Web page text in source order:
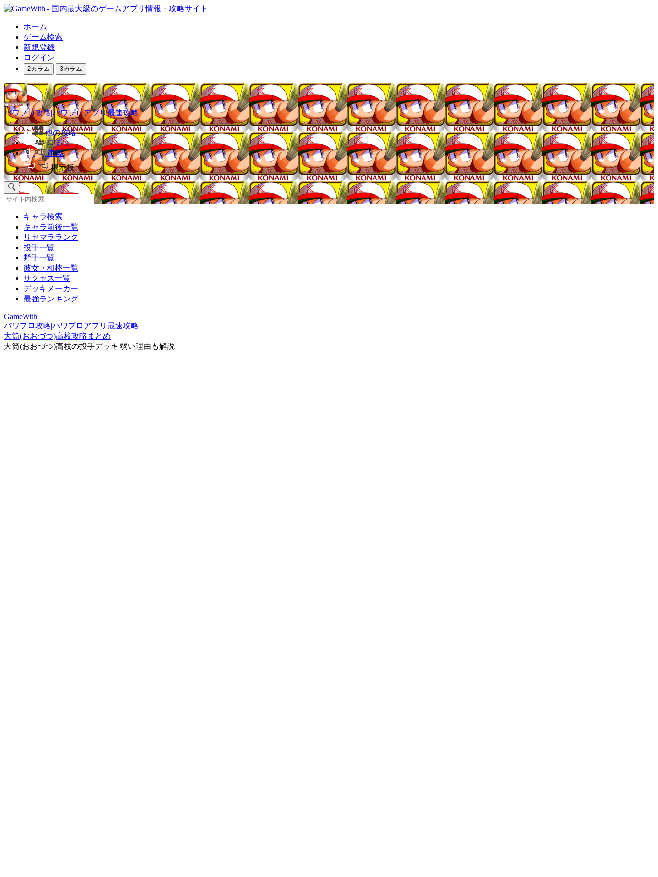
ホーム
ゲーム検索
新規登録
ログイン
2カラム 3カラム
パワプロ攻略|パワプロアプリ最速攻略
他の攻略
コミュ
速報
掲示板
キャラ検索
キャラ前後一覧
リセマラランク
投手一覧
野手一覧
彼女・相棒一覧
サクセス一覧
デッキメーカー
最強ランキング
GameWith
パワプロ攻略|パワプロアプリ最速攻略
大筒(おおづつ)高校攻略まとめ
大筒(おおづつ)高校の投手デッキ|弱い理由も解説